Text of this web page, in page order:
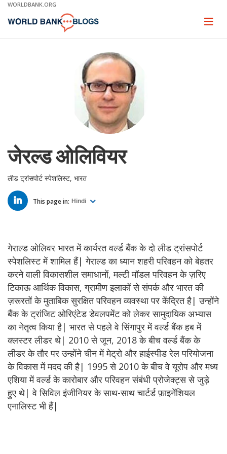
Skip
Main
WORLDBANK.ORG
Page
जेरल्ड ओलिवियर
लीड ट्रांसपोर्ट स्पेशलिस्ट, भारत
LINKED
IN This page in: Hindi
गेराल्ड ओलिवर भारत में कार्यरत वर्ल्ड बैंक के दो लीड ट्रांसपोर्ट
स्पेशलिस्ट में शामिल हैं| गेराल्ड का ध्यान शहरी परिवहन को बेहतर
करने वाली विकासशील समाधानों, मल्टी मॉडल परिवहन के ज़रिए
टिकाऊ आर्थिक विकास, ग्रामीण इलाकों से संपर्क और भारत की
ज़रूरतों के मुताबिक सुरक्षित परिवहन व्यवस्था पर केंद्रित है| उन्होंने
बैंक के ट्रांजिट ओरिएंटेड डेवलपमेंट को लेकर सामुदायिक अभ्यास
का नेतृत्व किया है| भारत से पहले वे सिंगापुर में वर्ल्ड बैंक हब में
क्लस्टर लीडर थे| 2010 से जून, 2018 के बीच वर्ल्ड बैंक के
लीडर के तौर पर उन्होंने चीन में मेट्रो और हाईस्पीड रेल परियोजना
के विकास में मदद की है| 1995 से 2010 के बीच वे यूरोप और मध्य
एशिया में वर्ल्ड के कारोबार और परिवहन संबंधी प्रोजेक्ट्स से जुड़े
हुए थे| वे सिविल इंजीनियर के साथ-साथ चार्टर्ड फ़ाइनेंशियल
एनालिस्ट भी हैं|